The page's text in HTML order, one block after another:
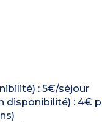
: 5€/séjour
disponibilité) : 4€